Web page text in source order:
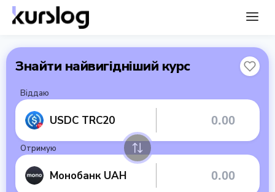
Знайти найвигідніший курс
Віддаю
USDC TRC20
Отримую
Монобанк UAH